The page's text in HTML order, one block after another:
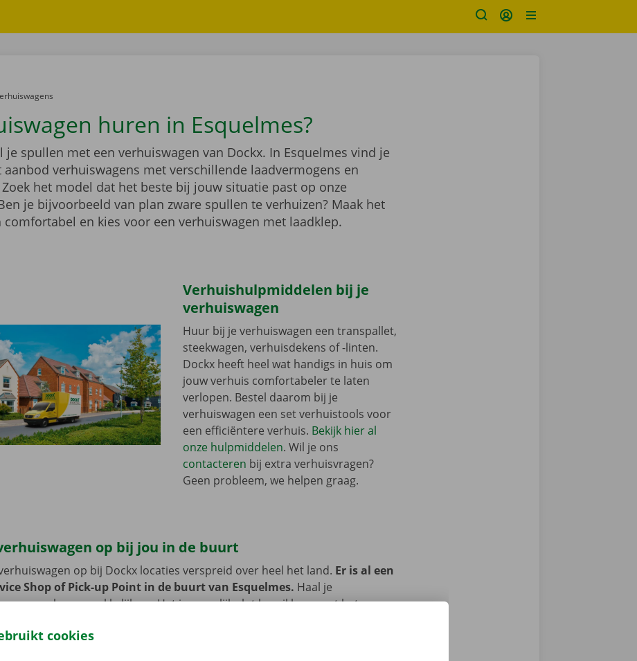
hier:
huren in Esquelmes?
je spullen met een verhuiswagen van Dockx. In Esquelmes vind je
aanbod verhuiswagens met verschillende laadvermogens en
het model dat het beste bij jouw situatie past op onze
je bijvoorbeeld van plan zware spullen te verhuizen? Maak het
comfortabel en kies voor een verhuiswagen met laadklep.
Verhuishulpmiddelen bij je
verhuiswagen
Huur bij je verhuiswagen een transpallet,
steekwagen, verhuisdekens of -linten.
Dockx heeft heel wat handigs in huis om
jouw verhuis comfortabeler te laten
verlopen. Bestel daarom bij je
verhuiswagen een set verhuistools voor
een efficiëntere verhuis. Bekijk hier al
onze hulpmiddelen. Wil je ons
contacteren bij extra verhuisvragen?
Geen probleem, we helpen graag.
op bij jou in de buurt
op bij Dockx locaties verspreid over heel het land. Er is al een
Shop of Pick-up Point in de buurt van Esquelmes. Haal je
er snel en gemakkelijk op. Het is namelijk vlot bereikbaar met het
tijdens de huurperiode van de verhuiswagen.
cookies